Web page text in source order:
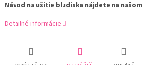
Návod na ušitie bludiska nájdete na našom
Detailné informácie